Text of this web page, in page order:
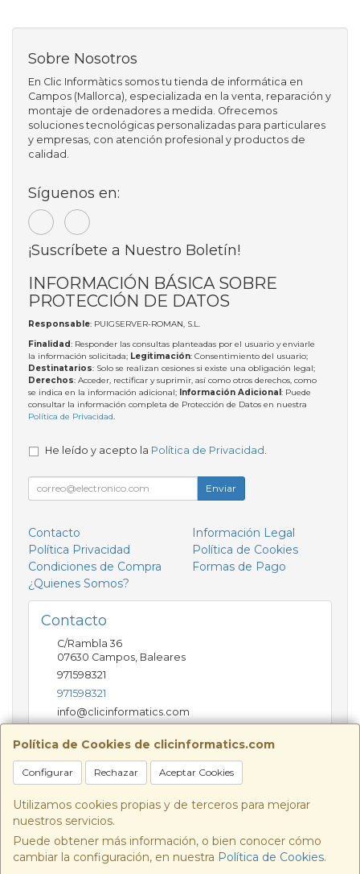
Política de Cookies de clicinformatics.com
Configurar Rechazar Aceptar Cookies
Utilizamos cookies propias y de terceros para mejorar
nuestros servicios.
Puede obtener más información, o bien conocer cómo
cambiar la configuración, en nuestra Política de Cookies.
Sobre Nosotros
En Clic Informàtics somos tu tienda de informática en
Campos (Mallorca), especializada en la venta, reparación y
montaje de ordenadores a medida. Ofrecemos
soluciones tecnológicas personalizadas para particulares
y empresas, con atención profesional y productos de
calidad.
Síguenos en:
¡Suscríbete a Nuestro Boletín!
INFORMACIÓN BÁSICA SOBRE
PROTECCIÓN DE DATOS
Responsable: PUIGSERVER-ROMAN, S.L.
Finalidad: Responder las consultas planteadas por el usuario y enviarle
la información solicitada; Legitimación: Consentimiento del usuario;
Destinatarios: Solo se realizan cesiones si existe una obligación legal;
Derechos: Acceder, rectificar y suprimir, así como otros derechos, como
se indica en la información adicional; Información Adicional: Puede
consultar la información completa de Protección de Datos en nuestra
Política de Privacidad.
He leído y acepto la Política de Privacidad
Enviar
Contacto
Información Legal
Política Privacidad
Política de Cookies
Condiciones de Compra
Formas de Pago
¿Quienes Somos?
Contacto
C/Rambla 36
07630 Campos Baleares
971598321
971598321
info@clicinformatics.com
Horario
De lunes a viernes 9:00-13:30/16:00-19:30 Sábados
10:00-13:00
, , , , España. - C.I.F.: B57693244 - Tfno: